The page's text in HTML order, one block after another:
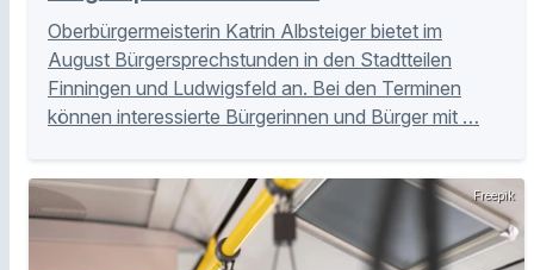
Oberbürgermeisterin Katrin Albsteiger bietet im
August Bürgersprechstunden in den Stadtteilen
Finningen und Ludwigsfeld an. Bei den Terminen
können interessierte Bürgerinnen und Bürger mit …
Freepik